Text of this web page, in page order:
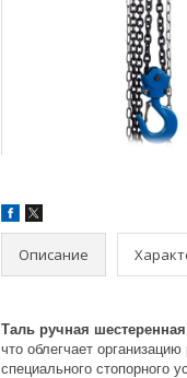
Описание
Таль ручная
что облегчает
специального стопорного